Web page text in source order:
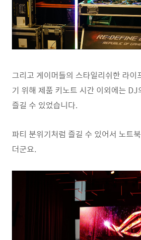
그리고 게이머들의 스타일리쉬한 라이
기 위해 제품 키노트 시간 이외에는 DJ
즐길 수 있었습니다.
파티 분위기처럼 즐길 수 있어서 노트
더군요.